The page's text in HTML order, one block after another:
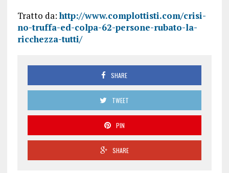
Tratto da:http://www.complottisti.com/crisi-
no-truffa-ed-colpa-62-persone-rubato-la-
ricchezza-tutti/
SHARE
TWEET
PIN
SHARE